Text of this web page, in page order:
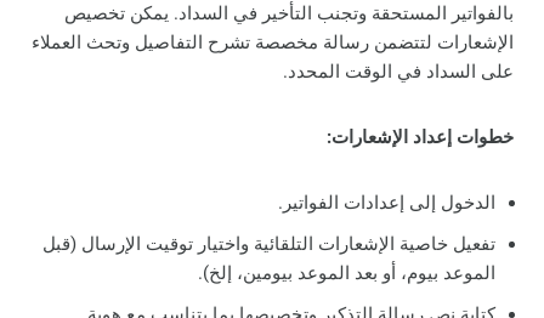
بالفواتير المستحقة وتجنب التأخير في السداد. يمكن تخصيص
الإشعارات لتتضمن رسالة مخصصة تشرح التفاصيل وتحث العملاء
على السداد في الوقت المحدد.
خطوات إعداد الإشعارات:
الدخول إلى إعدادات الفواتير.
تفعيل خاصية الإشعارات التلقائية واختيار توقيت الإرسال (قبل
الموعد بيوم، أو بعد الموعد بيومين، إلخ).